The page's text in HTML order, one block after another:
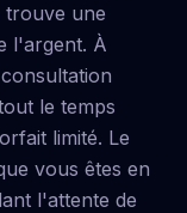
trouve une
l'argent. À
le temps
limité. Le
vous êtes en
l'attente de